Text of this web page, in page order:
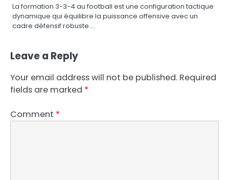
La formation 3-3-4 au football est une configuration tactique
dynamique qui équilibre la puissance offensive avec un
cadre défensif robuste.…
Leave a Reply
Your email address will not be published. Required
fields are marked *
Comment *